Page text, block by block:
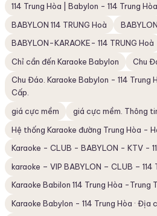
114 Trung Hòa | Babylon - 114 Trung Hòa
BABYLON 114 TRUNG Hoà
BABYLON-KARAOKE- 114 TRUNG Hoà
Chỉ cần đến Karaoke Babylon
Chu
Chu Đáo. Karaoke Babylon - 114
Cấp.
giá cực mềm
giá cực mềm. Thông
Hệ thống Karaoke đường Trung Hòa -
Karaoke - CLUB - BABYLON - KTV -
karaoke – VIP BABYLON – CLUB – 114
Karaoke Babilon 114 Trung Hòa -Trung
Karaoke Babylon - 114 Trung Hòa · Địa